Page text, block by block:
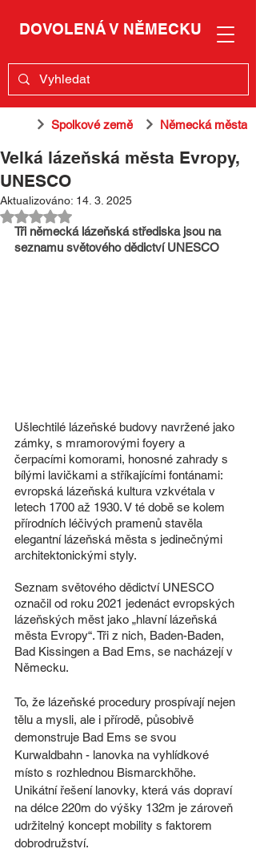
DOVOLENÁ V NĚMECKU
Spolkové země Německá města
Velká lázeňská města Evropy,
UNESCO
Aktualizováno: 14. 3. 2025
Hodnoceno NaN z 5 hvězdiček.
Tři německá lázeňská střediska jsou na
seznamu světového dědictví UNESCO
Ušlechtilé lázeňské budovy navržené jako
zámky, s mramorovými foyery a
čerpacími komorami, honosné zahrady s
bílými lavičkami a stříkajícími fontánami:
evropská lázeňská kultura vzkvétala v
letech 1700 až 1930. V té době se kolem
přírodních léčivých pramenů stavěla
elegantní lázeňská města s jedinečnými
architektonickými styly.
Seznam světového dědictví UNESCO
označil od roku 2021 jedenáct evropských
lázeňských měst jako „hlavní lázeňská
města Evropy“. Tři z nich, Baden-Baden,
Bad Kissingen a Bad Ems, se nacházejí v
Německu.
To, že lázeňské procedury prospívají nejen
tělu a mysli, ale i přírodě, působivě
demonstruje Bad Ems se svou
Kurwaldbahn - lanovka na vyhlídkové
místo s rozhlednou Bismarckhöhe.
Unikátní řešení lanovky, která vás dopraví
na délce 220m do výšky 132m je zároveň
udržitelný koncept mobility s faktorem
dobrodružství.